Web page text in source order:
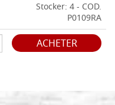
Stocker: 4 - COD.
P0109RA
ACHETER